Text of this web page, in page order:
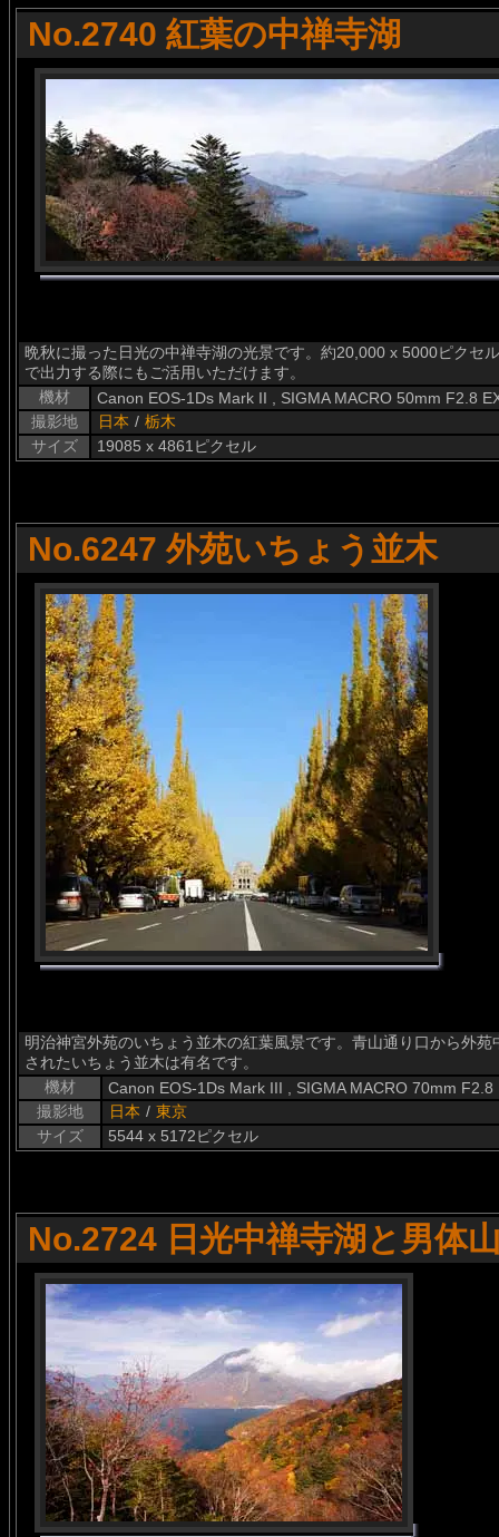
No.2740 紅葉の中禅寺湖
晩秋に撮った日光の中禅寺湖の光景です。約20,000 x 5000ピクセ
で出力する際にもご活用いただけます。
機材
Canon EOS-1Ds Mark II , SIGMA MACRO 50mm F2.8
撮影地
日本 / 栃木
サイズ
19085 x 4861ピクセル
No.6247 外苑いちょう並木
明治神宮外苑のいちょう並木の紅葉風景です。青山通り口から外
されたいちょう並木は有名です。
機材
Canon EOS-1Ds Mark III , SIGMA MACRO 70mm F2.8
撮影地
日本 / 東京
サイズ
5544 x 5172ピクセル
No.2724 日光中禅寺湖と男体